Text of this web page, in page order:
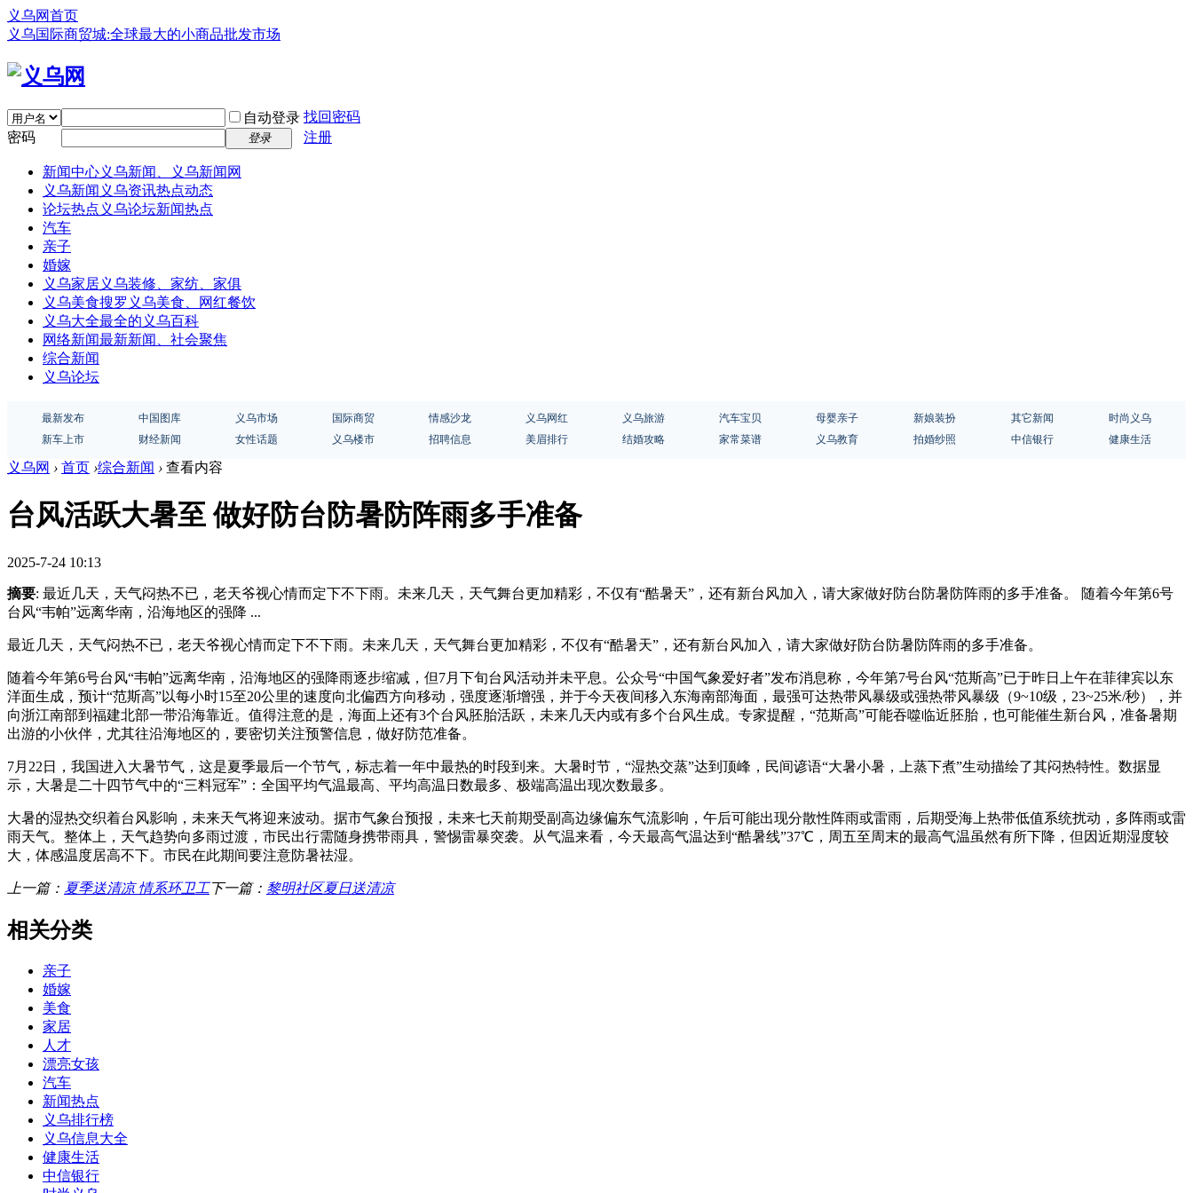
义乌网首页
义乌国际商贸城:全球最大的小商品批发市场
自动登录 找回密码
密码
登录 注册
新闻中心义乌新闻、义乌新闻网
义乌新闻 义乌资讯热点动态
论坛热点 义乌论坛新闻热点
汽车
亲子
婚嫁
义乌家居义乌装修、家纺、家俱
义乌美食搜罗义乌美食、网红餐饮
义乌大全最全的义乌百科
网络新闻最新新闻、社会聚焦
综合新闻
义乌论坛
最新发布 中国图库 义乌市场 国际商贸 情感沙龙 义乌网红 义乌旅游 汽车宝贝 母婴亲子 新娘装扮 其它新闻
时尚义乌
新车上市
财经新闻 女性话题 义乌楼市 招聘信息 美眉排行 结婚攻略 家常菜谱 义乌教育 拍婚纱照 中信银行 健康生活
义乌网 › 首页 ›综合新闻 › 查看内容
台风活跃大暑至 做好防台防暑防阵雨多手准备
2025-7-24 10:13
摘要: 最近几天，天气闷热不已，老天爷视心情而定下不下雨。未来几天，天气舞台更加精彩，不仅有“酷暑天”，还有新台风加入，请大家做好防台防暑防阵雨的多手准备。 随着今年第6号
台风“韦帕”远离华南，沿海地区的强降 ...
最近几天，天气闷热不已，老天爷视心情而定下不下雨。未来几天，天气舞台更加精彩，不仅有“酷暑天”，还有新台风加入，请大家做好防台防暑防阵雨的多手准备。
随着今年第6号台风“韦帕”远离华南，沿海地区的强降雨逐步缩减，但7月下旬台风活动并未平息。公众号“中国气象爱好者”发布消息称，今年第7号台风“范斯高”已于昨日上午在菲律宾以东
洋面生成，预计“范斯高”以每小时15至20公里的速度向北偏西方向移动，强度逐渐增强，并于今天夜间移入东海南部海面，最强可达热带风暴级或强热带风暴级（9~10级，23~25米/秒），并
向浙江南部到福建北部一带沿海靠近。值得注意的是，海面上还有3个台风胚胎活跃，未来几天内或有多个台风生成。专家提醒，“范斯高”可能吞噬临近胚胎，也可能催生新台风，准备暑期
出游的小伙伴，尤其往沿海地区的，要密切关注预警信息，做好防范准备。
7月22日，我国进入大暑节气，这是夏季最后一个节气，标志着一年中最热的时段到来。大暑时节，“湿热交蒸”达到顶峰，民间谚语“大暑小暑，上蒸下煮”生动描绘了其闷热特性。数据显
示，大暑是二十四节气中的“三料冠军”：全国平均气温最高、平均高温日数最多、极端高温出现次数最多。
大暑的湿热交织着台风影响，未来天气将迎来波动。据市气象台预报，未来七天前期受副高边缘偏东气流影响，午后可能出现分散性阵雨或雷雨，后期受海上热带低值系统扰动，多阵雨或雷
雨天气。整体上，天气趋势向多雨过渡，市民出行需随身携带雨具，警惕雷暴突袭。从气温来看，今天最高气温达到“酷暑线”37℃，周五至周末的最高气温虽然有所下降，但因近期湿度较
大，体感温度居高不下。市民在此期间要注意防暑祛湿。
上一篇： 夏季送清凉 情系环卫工下一篇： 黎明社区夏日送清凉
相关分类
亲子
婚嫁
美食
家居
人才
漂亮女孩
汽车
新闻热点
义乌排行榜
义乌信息大全
健康生活
中信银行